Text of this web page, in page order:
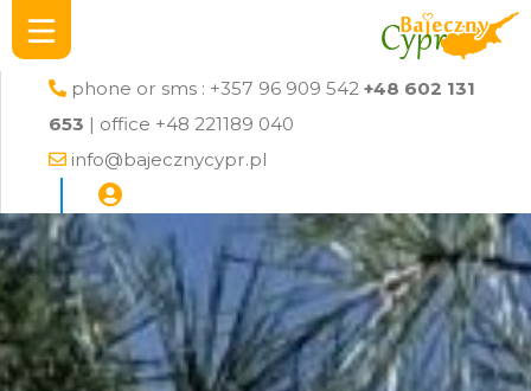
phone or sms : +357 96 909 542 +48 602 131
653 | office +48 221189 040
info@bajecznycypr.pl